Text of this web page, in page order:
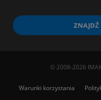
© 2008-2026
Warunki korzystania